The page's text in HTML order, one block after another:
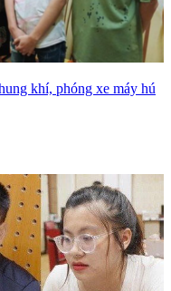
khí, phóng xe máy hú